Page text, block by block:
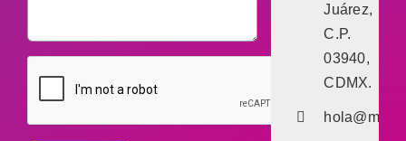
Juárez,
C.P.
03940,
CDMX.